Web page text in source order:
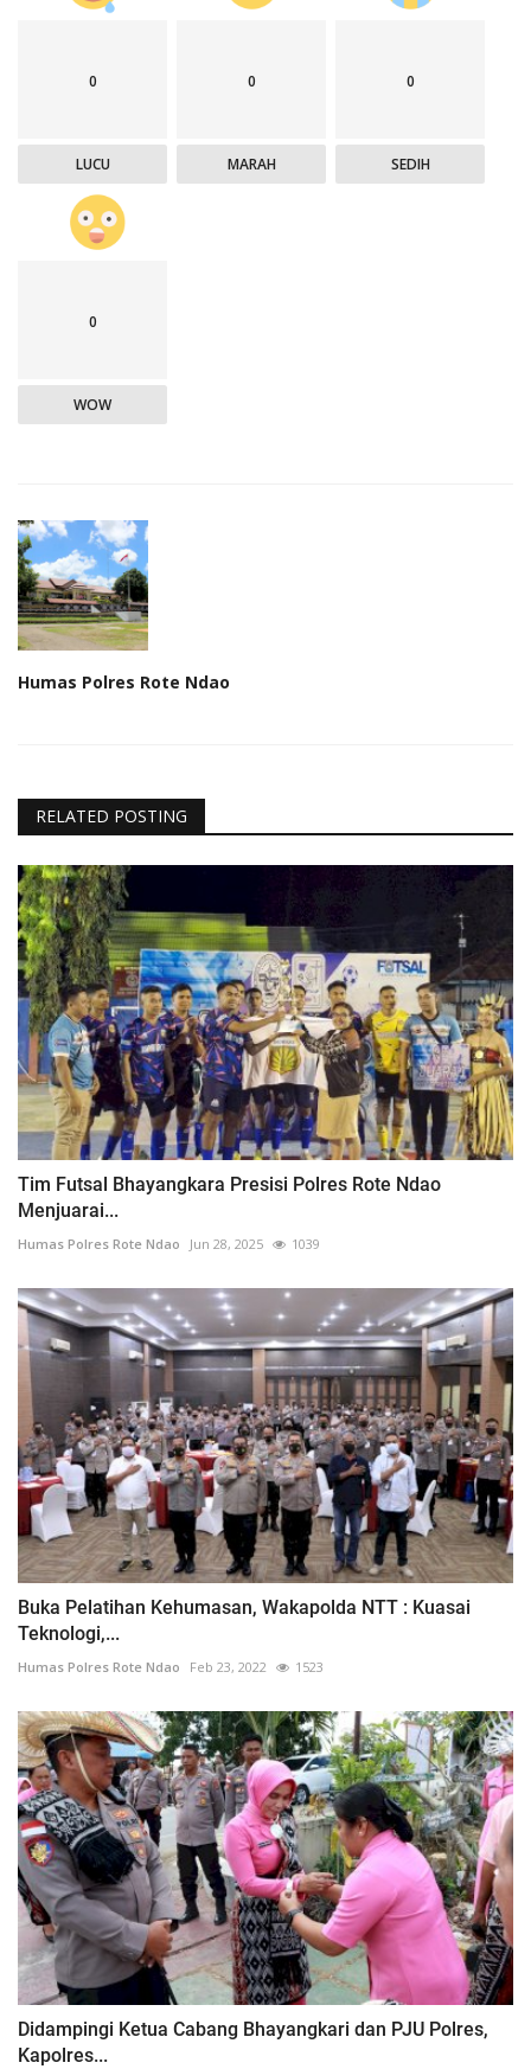
0
LUCU
0
MARAH
0
SEDIH
0
WOW
Humas Polres Rote Ndao
RELATED POSTING
Tim Futsal Bhayangkara Presisi Polres Rote Ndao
Menjuarai...
Humas Polres Rote Ndao Jun 28, 2025 1039
Buka Pelatihan Kehumasan, Wakapolda NTT : Kuasai
Teknologi,...
Humas Polres Rote Ndao Feb 23, 2022 1523
Didampingi Ketua Cabang Bhayangkari dan PJU Polres,
Kapolres...